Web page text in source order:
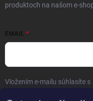
produktoch na našom e-
EMAIL
Vložením e-mailu súhlasíte s
Prihlásiť sa